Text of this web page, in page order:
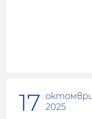
17 2025